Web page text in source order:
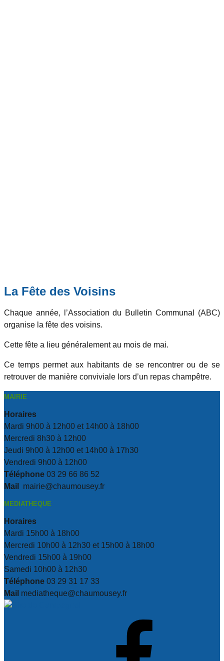
La Fête des Voisins
Chaque année, l’Association du Bulletin Communal (ABC)
organise la fête des voisins.
Cette fête a lieu généralement au mois de mai.
Ce temps permet aux habitants de se rencontrer ou de se
retrouver de manière conviviale lors d’un repas champêtre.
MAIRIE
Horaires
Mardi 9h00 à 12h00 et 14h00 à 18h00
Mercredi 8h30 à 12h00
Jeudi 9h00 à 12h00 et 14h00 à 17h30
Vendredi 9h00 à 12h00
Téléphone 03 29 66 86 52
Mail mairie@chaumousey.fr
MEDIATHEQUE
Horaires
Mardi 15h00 à 18h00
Mercredi 10h00 à 12h30 et 15h00 à 18h00
Vendredi 15h00 à 19h00
Samedi 10h00 à 12h30
Téléphone 03 29 31 17 33
Mail mediatheque@chaumousey.fr